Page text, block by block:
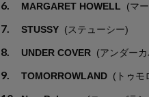
6. MARGARET HOWELL (マ
7. STUSSY (ステューシー)
8. UNDER COVER (アンダー
9. TOMORROWLAND (トゥモ